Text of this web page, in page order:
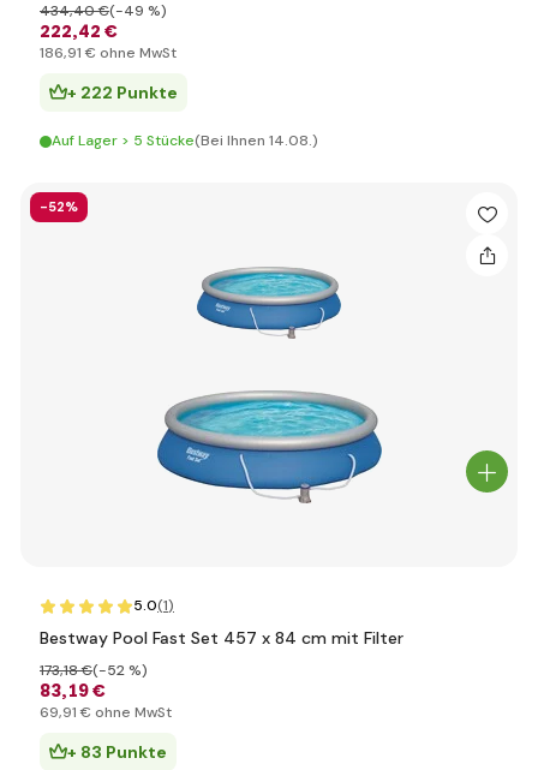
222,42 €
434,40 €(-49 %)
186,91 € ohne MwSt
+ 222 Punkte
Auf Lager > 5 Stücke(Bei Ihnen 14.08.)
-52%
5.0(1)
Bestway Pool Fast Set 457 x 84 cm mit Filter
83,19 €
173,18 €(-52 %)
69,91 € ohne MwSt
+ 83 Punkte